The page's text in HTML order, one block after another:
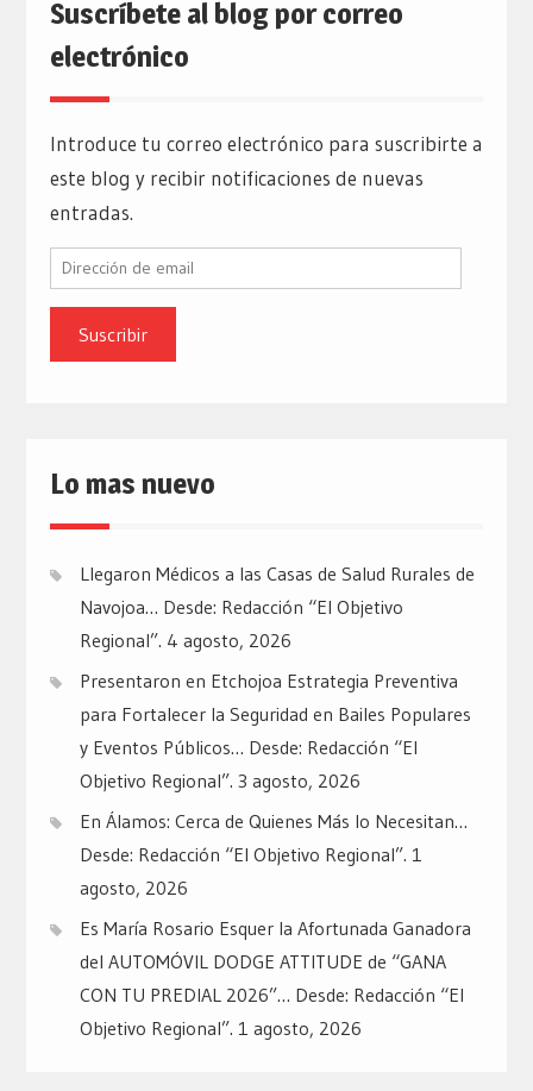
Suscríbete al blog por correo
electrónico
Introduce tu correo electrónico para suscribirte a
este blog y recibir notificaciones de nuevas
entradas.
Dirección
email
Lo mas nuevo
Llegaron Médicos a las Casas de Salud Rurales de
Navojoa… Desde: Redacción “El Objetivo
Regional”. 4 agosto, 2026
Presentaron en Etchojoa Estrategia Preventiva
para Fortalecer la Seguridad en Bailes Populares
y Eventos Públicos… Desde: Redacción “El
Objetivo Regional”. 3 agosto, 2026
En Álamos: Cerca de Quienes Más lo Necesitan…
Desde: Redacción “El Objetivo Regional”. 1
agosto, 2026
Es María Rosario Esquer la Afortunada Ganadora
del AUTOMÓVIL DODGE ATTITUDE de “GANA
CON TU PREDIAL 2026”… Desde: Redacción “El
Objetivo Regional”. 1 agosto, 2026